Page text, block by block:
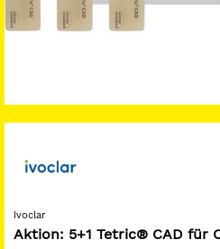
Ivoclar
Aktion: 5+1 Tetric® CAD für